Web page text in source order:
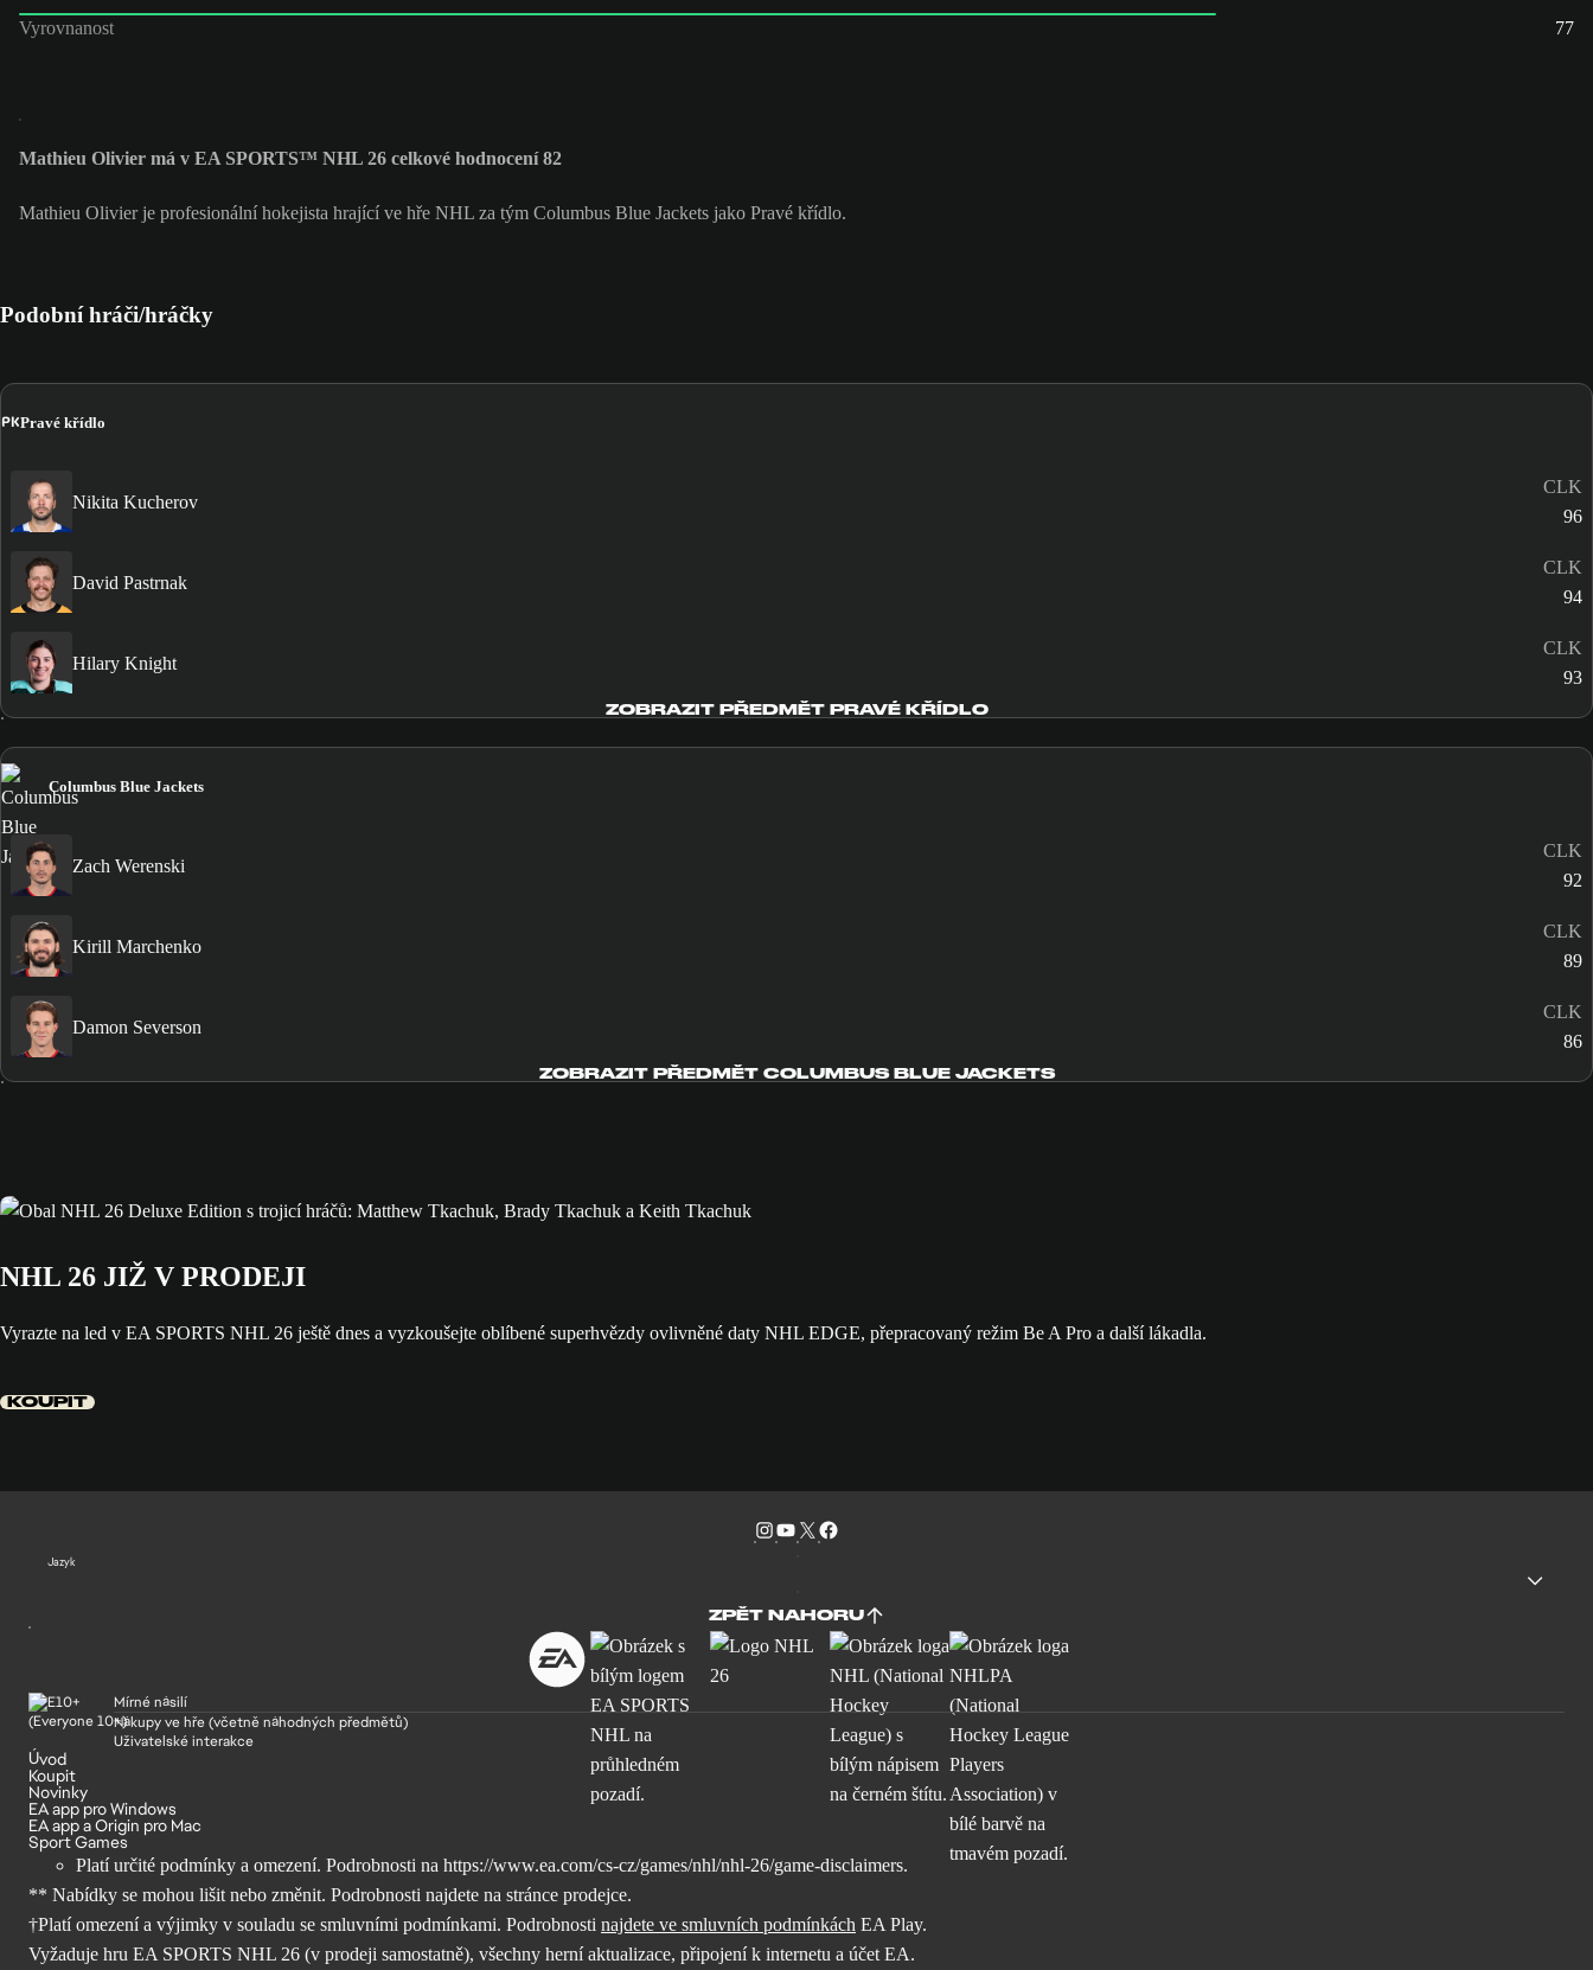
Vyrovnanost
77
Mathieu Olivier má v EA SPORTS™ NHL 26 celkové hodnocení 82
Mathieu Olivier je profesionální hokejista hrající ve hře NHL za tým Columbus Blue Jackets jako Pravé křídlo.
Podobní hráči/hráčky
PKPravé křídlo
Nikita Kucherov
CLK
96
David Pastrnak
CLK
94
Hilary Knight
CLK
93
ZOBRAZIT PŘEDMĚT PRAVÉ KŘÍDLO
Columbus Blue Jackets
Zach Werenski
CLK
92
Kirill Marchenko
CLK
89
Damon Severson
CLK
86
ZOBRAZIT PŘEDMĚT COLUMBUS BLUE JACKETS
NHL 26 JIŽ V PRODEJI
Vyrazte na led v EA SPORTS NHL 26 ještě dnes a vyzkoušejte oblíbené superhvězdy ovlivněné daty NHL EDGE, přepracovaný režim Be A Pro a další lákadla.
KOUPIT
Jazyk
ZPĚT NAHORU
Mírné násilí
Nákupy ve hře (včetně náhodných předmětů)
Uživatelské interakce
Úvod
Koupit
Novinky
EA app pro Windows
EA app a Origin pro Mac
Sport Games
Platí určité podmínky a omezení. Podrobnosti na https://www.ea.com/cs-cz/games/nhl/nhl-26/game-disclaimers.
** Nabídky se mohou lišit nebo změnit. Podrobnosti najdete na stránce prodejce.
†Platí omezení a výjimky v souladu se smluvními podmínkami. Podrobnosti najdete ve smluvních podmínkách EA Play.
Vyžaduje hru EA SPORTS NHL 26 (v prodeji samostatně), všechny herní aktualizace, připojení k internetu a účet EA.